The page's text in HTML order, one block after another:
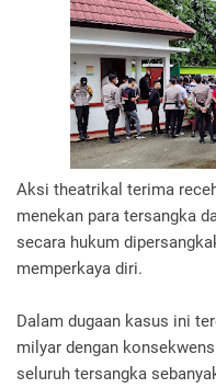
Aksi theatrikal terima
menekan para tersangka
secara hukum
memperkaya diri.
Dalam dugaan kasus ini
milyar dengan
seluruh tersangka